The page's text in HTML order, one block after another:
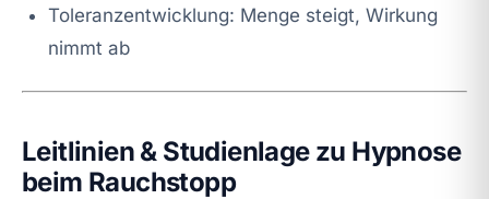
Toleranzentwicklung: Menge steigt, Wirkung
nimmt ab
Leitlinien & Studienlage zu Hypnose
beim Rauchstopp